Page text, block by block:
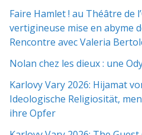
Faire Hamlet ! au Théâtre de
vertigineuse mise en abyme
Rencontre avec Valeria
Nolan chez les dieux : une
Karlovy Vary 2026: Hijamat
Ideologische Religiosität,
ihre Opfer